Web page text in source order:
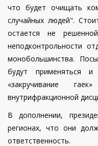
что будет очищать
случайных людей".
остается не
неподконтрольности
монобольшинства.
будут применяться
«закручивание
внутрифракционной
В дополнении,
регионах, что они
ответственность.